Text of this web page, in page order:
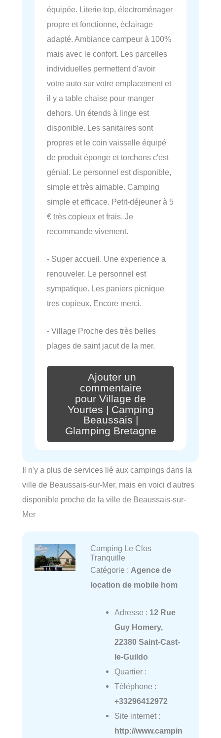
équipée. Literie top, électroménager
propre et fonctionne, éclairage
adapté. Ambiance campeur à 100%
mais avec le confort. Les parcelles
individuelles permettent d'avoir
votre auto sur votre emplacement et
il y a table chaise pour manger
dehors. Un étends à linge est
disponible. Les sanitaires sont
propres et le coin vaisselle équipé
de produit éponge et torchons c'est
génial. Le personnel est disponible,
simple et très aimable. Camping
simple et efficace. Petit-déjeuner à 5
€ très copieux et frais. Je
recommande vivement.
- Super accueil. Une experience a
renouveler. Le personnel est
sympatique. Les paniers picnique
tres copieux. Encore merci.
- Village Proche des très belles
plages de saint jacut de la mer.
Ajouter un
commentaire
pour Village de
Yourtes | Camping
Beaussais |
Glamping Bretagne
Il n'y a plus de services lié aux campings dans la
ville de Beaussais-sur-Mer, mais en voici d'autres
disponible proche de la ville de Beaussais-sur-
Mer
Camping Le Clos
Tranquille
Catégorie : Agence de
location de mobile hom
Adresse : 12 Rue
Guy Homery,
22380 Saint-Cast-
le-Guildo
Quartier :
Téléphone :
+33296412972
Site internet :
http://www.campin